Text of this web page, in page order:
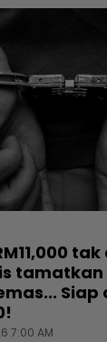
Siap
7:00 AM